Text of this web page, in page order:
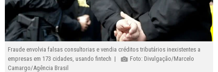
Fraude envolvia falsas consultorias e vendia créditos tributários inexistentes a
empresas em 173 cidades, usando fintech |
Foto: Divulgação/Marcelo
Camargo/Agência Brasil